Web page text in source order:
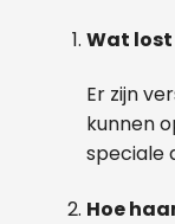
Wat lost
Er zijn
kunnen
speciale
Hoe